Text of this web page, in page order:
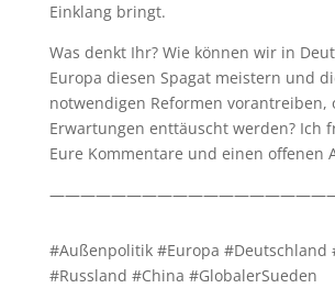
Einklang bringt.
Was denkt Ihr? Wie können wir in
Europa diesen Spagat meistern und
notwendigen Reformen vorantreiben,
Erwartungen enttäuscht werden? Ich
Eure Kommentare und einen offenen
#Außenpolitik #Europa #Deutschland
#Russland #China #GlobalerSueden